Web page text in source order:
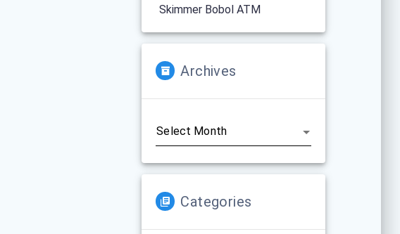
Skimmer Bobol ATM
Archives
Categories